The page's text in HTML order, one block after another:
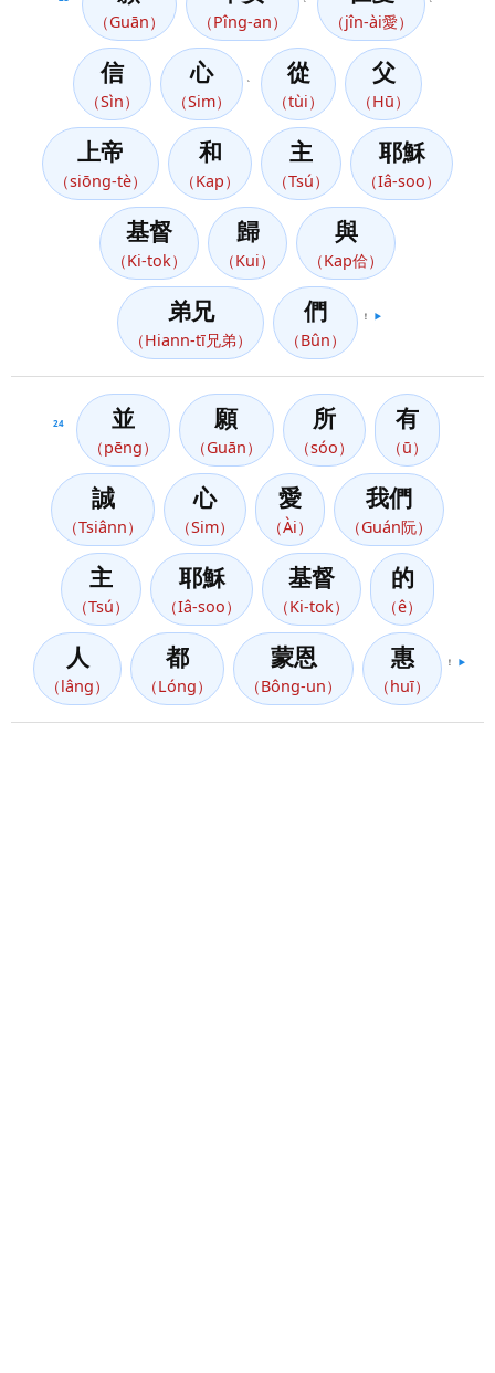
（Guān） （Pîng-an） （jîn-ài愛）
信
（Sìn）
心
（Sim）
從
（tùi）
父
（Hū）
上帝
（siōng-tè）
和
（Kap）
主
（Tsú）
耶穌
（Iâ-soo）
基督
（Ki-tok）
歸
（Kui）
與
（Kap佮）
弟兄
（Hiann-tī兄弟）
們
（Bûn）
！ ▶️
24 並
（pēng）
願
（Guān）
所
（sóo）
有
（ū）
誠
（Tsiânn）
心
（Sim）
愛
（Ài）
我們
（Guán阮）
主
（Tsú）
耶穌
（Iâ-soo）
基督
（Ki-tok）
的
（ê）
人
（lâng）
都
（Lóng）
蒙恩
（Bông-un）
惠
（huī）
！ ▶️